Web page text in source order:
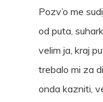
Pozv’o me
od puta,
velim ja, kraj
trebalo mi za
onda kazniti,